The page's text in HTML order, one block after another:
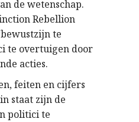
de wetenschap.
Rebellion
te
te overtuigen door
acties.
feiten en cijfers
staat zijn de
politici te